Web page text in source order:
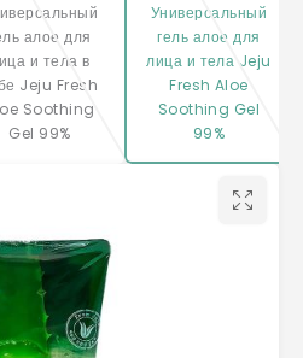
алое для
и тела в
Jeju Fresh
Soothing
Gel 99%
Универсальный
гель алое для
лица и тела Jeju
Fresh Aloe
Soothing Gel
99%